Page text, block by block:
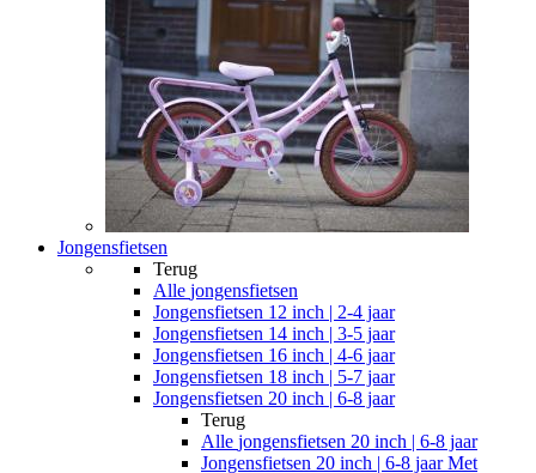
Jongensfietsen
Terug
Alle jongensfietsen
Jongensfietsen 12 inch | 2-4 jaar
Jongensfietsen 14 inch | 3-5 jaar
Jongensfietsen 16 inch | 4-6 jaar
Jongensfietsen 18 inch | 5-7 jaar
Jongensfietsen 20 inch | 6-8 jaar
Terug
Alle jongensfietsen 20 inch | 6-8 jaar
Jongensfietsen 20 inch | 6-8 jaar Met